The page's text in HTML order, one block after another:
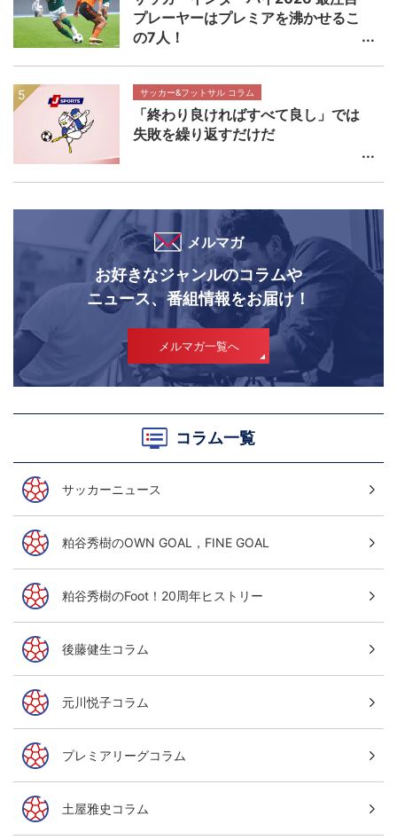
プレーヤーはプレミアを沸かせるこ
の7人！
サッカー&フットサル コラム
「終わり良ければすべて良し」では
失敗を繰り返すだけだ
メルマガ
お好きなジャンルのコラムや
ニュース、番組情報をお届け！
メルマガ一覧へ
コラム一覧
サッカーニュース
粕谷秀樹のOWN GOAL，FINE GOAL
粕谷秀樹のFoot！20周年ヒストリー
後藤健生コラム
元川悦子コラム
プレミアリーグコラム
土屋雅史コラム